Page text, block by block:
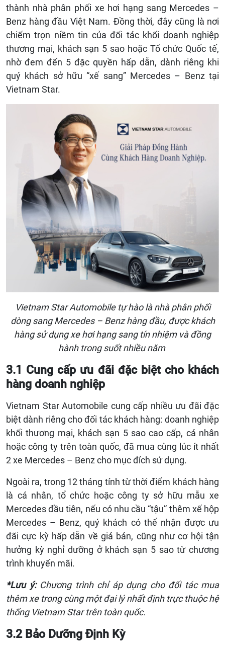
thành nhà phân phối xe hơi hạng sang Mercedes –
Benz hàng đầu Việt Nam. Đồng thời, đây cũng là nơi
chiếm trọn niềm tin của đối tác khối doanh nghiệp
thương mại, khách sạn 5 sao hoặc Tổ chức Quốc tế,
nhờ đem đến 5 đặc quyền hấp dẫn, dành riêng khi
quý khách sở hữu “xế sang” Mercedes – Benz tại
Vietnam Star.
Vietnam Star Automobile tự hào là nhà phân phối
dòng sang Mercedes – Benz hàng đầu, được khách
hàng sử dụng xe hơi hạng sang tín nhiệm và đồng
hành trong suốt nhiều năm
3.1 Cung cấp ưu đãi đặc biệt cho khách
hàng doanh nghiệp
Vietnam Star Automobile cung cấp nhiều ưu đãi đặc
biệt dành riêng cho đối tác khách hàng: doanh nghiệp
khối thương mại, khách sạn 5 sao cao cấp, cá nhân
hoặc công ty trên toàn quốc, đã mua cùng lúc ít nhất
2 xe Mercedes – Benz cho mục đích sử dụng.
Ngoài ra, trong 12 tháng tính từ thời điểm khách hàng
là cá nhân, tổ chức hoặc công ty sở hữu mẫu xe
Mercedes đầu tiên, nếu có nhu cầu “tậu” thêm xế hộp
Mercedes – Benz, quý khách có thể nhận được ưu
đãi cực kỳ hấp dẫn về giá bán, cũng như cơ hội tận
hưởng kỳ nghỉ dưỡng ở khách sạn 5 sao từ chương
trình khuyến mãi.
*Lưu ý: Chương trình chỉ áp dụng cho đối tác mua
thêm xe trong cùng một đại lý nhất định trực thuộc hệ
thống Vietnam Star trên toàn quốc.
3.2 Bảo Dưỡng Định Kỳ